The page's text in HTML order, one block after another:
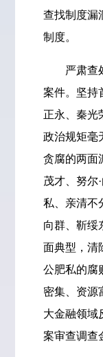
查找制度漏
制度。
严肃查处
案件。坚持
正永、秦光
政治规矩毫
贪腐的两面
茂才、努尔
私、亲清不
向群、靳绥
面典型，清
公肥私的腐
密集、资源
大金融领域
案审查调查